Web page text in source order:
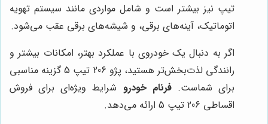
تیپ نیز بیشتر است و شامل مواردی مانند سیستم تهویه
اتوماتیک، آینه‌های برقی، و شیشه‌های برقی عقب می‌شود.
اگر به دنبال یک خودروی با عملکرد بهتر، امکانات بیشتر و
رانندگی لذت‌بخش‌تر هستید، پژو 206 تیپ 5 گزینه مناسبی
برای شماست.فرنام خودرو شرایط ویژه‌ای برای فروش
اقساطی 206 تیپ 5 ارائه می‌دهد.